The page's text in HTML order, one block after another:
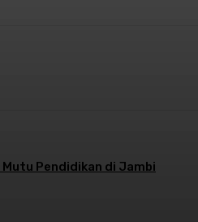
Pendidikan di Jambi